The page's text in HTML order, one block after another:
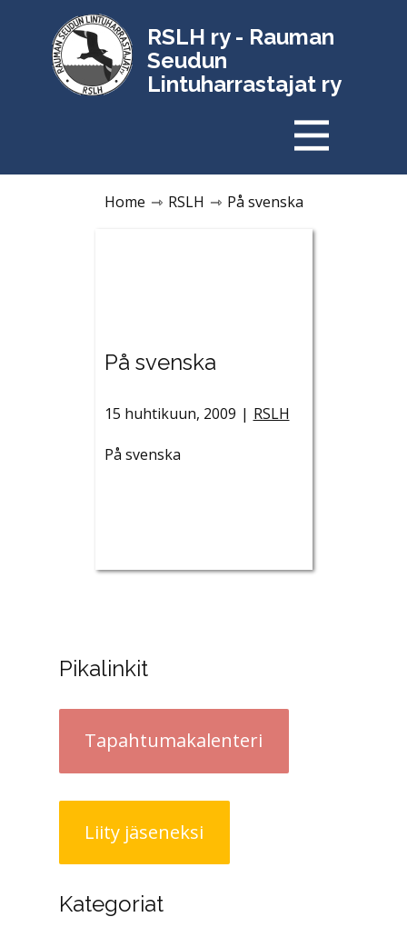
RSLH ry - Rauman
Seudun
Lintuharrastajat ry
Home ⇾ RSLH ⇾ På svenska
På svenska
15 huhtikuun, 2009 RSLH
På svenska
Pikalinkit
Tapahtumakalenteri
Liity jäseneksi
Kategoriat